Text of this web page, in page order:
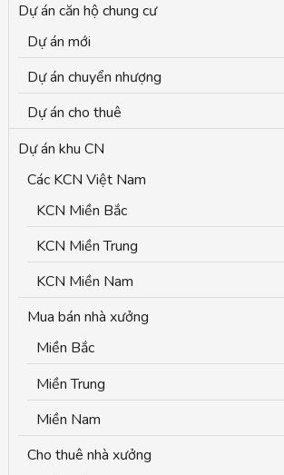
c
r
Dự án căn hộ chung cư
Dự án mới
Dự án chuyển nhượng
Dự án cho thuê
Dự án khu CN
Các KCN Việt Nam
KCN Miền Bắc
KCN Miền Trung
KCN Miền Nam
Mua bán nhà xưởng
Miền Bắc
Miền Trung
Miền Nam
Cho thuê nhà xưởng